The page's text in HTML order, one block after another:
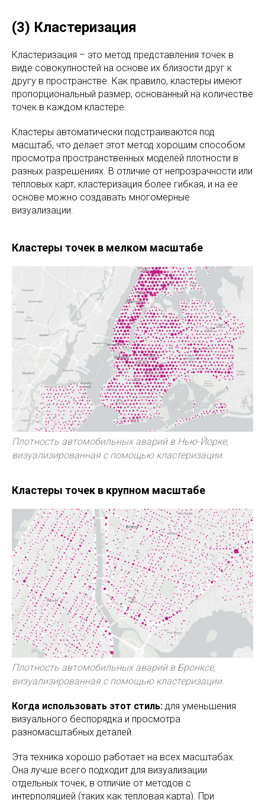
(3) Кластеризация
Кластеризация – это метод представления точек в
виде совокупностей на основе их близости друг к
другу в пространстве. Как правило, кластеры имеют
пропорциональный размер, основанный на количестве
точек в каждом кластере.
Кластеры автоматически подстраиваются под
масштаб, что делает этот метод хорошим способом
просмотра пространственных моделей плотности в
разных разрешениях. В отличие от непрозрачности или
тепловых карт, кластеризация более гибкая, и на ее
основе можно создавать многомерные
визуализации.
Кластеры точек в мелком масштабе
Плотность автомобильных аварий в Нью-Йорке,
визуализированная с помощью кластеризации.
Кластеры точек в крупном масштабе
Плотность автомобильных аварий в Бронксе,
визуализированная с помощью кластеризации.
Когда использовать этот стиль: для уменьшения
визуального беспорядка и просмотра
разномасштабных деталей.
Эта техника хорошо работает на всех масштабах.
Она лучше всего подходит для визуализации
отдельных точек, в отличие от методов с
интерполяцией (таких как тепловая карта). При